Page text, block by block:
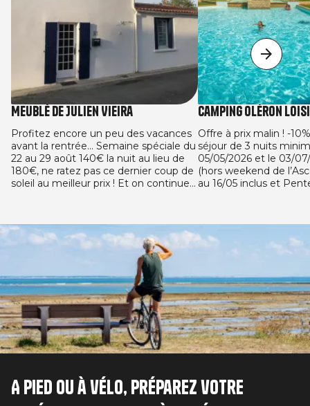
Meublé de Julien Vieira
Profitez encore un peu des vacances
avant la rentrée... Semaine spéciale du
22 au 29 août 140€ la nuit au lieu de
180€, ne ratez pas ce dernier coup de
soleil au meilleur prix ! Et on continue
Camping Oléron
Offre à prix malin ! -
séjour de 3 nuits
05/05/2026 et le 03/
(hors weekend de
au 16/05 inclus et
réservation ferme
05/05/2026 et le 03/
13/09/2026.
Image
A pied ou à vélo, préparez votre